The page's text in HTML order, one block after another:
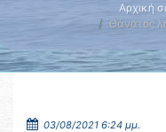
Αρχική
Θάνατος
03/08/2021 6:24 μμ.